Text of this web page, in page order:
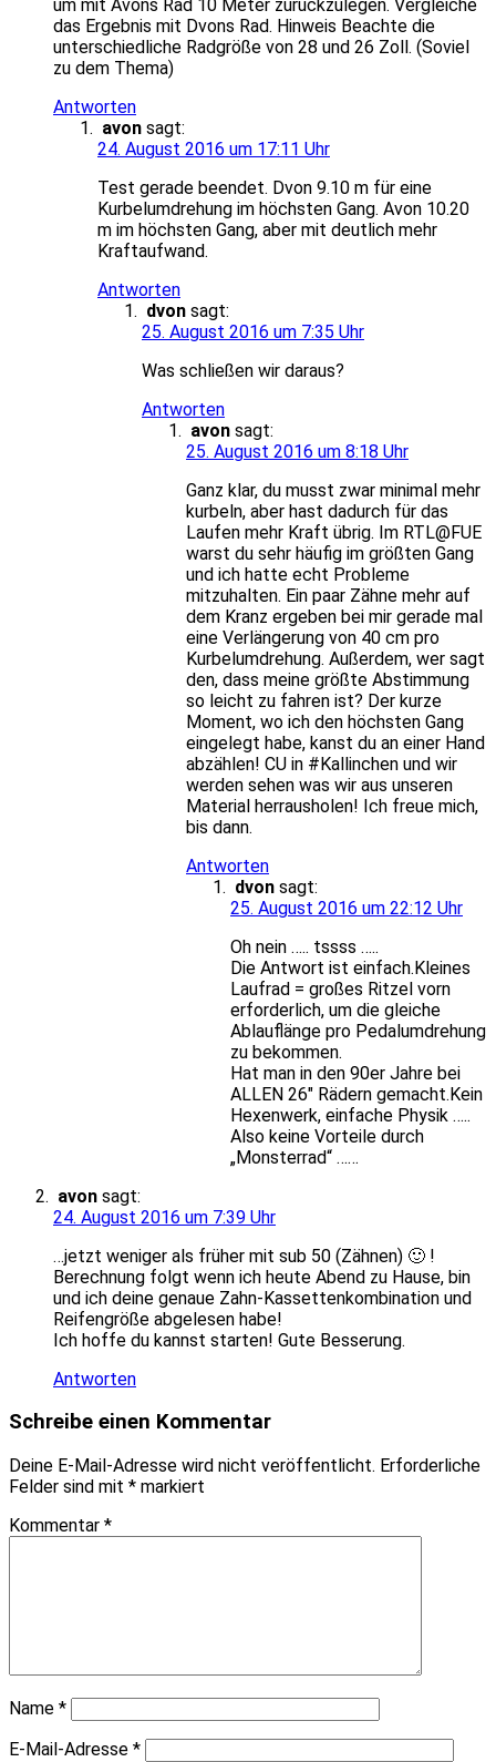
um mit Avons Rad 10 Meter zurückzulegen. Vergleiche
das Ergebnis mit Dvons Rad. Hinweis Beachte die
unterschiedliche Radgröße von 28 und 26 Zoll. (Soviel
zu dem Thema)
Antworten
avon sagt:
24. August 2016 um 17:11 Uhr
Test gerade beendet. Dvon 9.10 m für eine
Kurbelumdrehung im höchsten Gang. Avon 10.20
m im höchsten Gang, aber mit deutlich mehr
Kraftaufwand.
Antworten
dvon sagt:
25. August 2016 um 7:35 Uhr
Was schließen wir daraus?
Antworten
avon sagt:
25. August 2016 um 8:18 Uhr
Ganz klar, du musst zwar minimal mehr
kurbeln, aber hast dadurch für das
Laufen mehr Kraft übrig. Im RTL@FUE
warst du sehr häufig im größten Gang
und ich hatte echt Probleme
mitzuhalten. Ein paar Zähne mehr auf
dem Kranz ergeben bei mir gerade mal
eine Verlängerung von 40 cm pro
Kurbelumdrehung. Außerdem, wer sagt
den, dass meine größte Abstimmung
so leicht zu fahren ist? Der kurze
Moment, wo ich den höchsten Gang
eingelegt habe, kanst du an einer Hand
abzählen! CU in #Kallinchen und wir
werden sehen was wir aus unseren
Material herrausholen! Ich freue mich,
bis dann.
Antworten
dvon sagt:
25. August 2016 um 22:12 Uhr
Oh nein ….. tssss …..
Die Antwort ist einfach.Kleines
Laufrad = großes Ritzel vorn
erforderlich, um die gleiche
Ablauflänge pro Pedalumdrehung
zu bekommen.
Hat man in den 90er Jahre bei
ALLEN 26″ Rädern gemacht.Kein
Hexenwerk, einfache Physik …..
Also keine Vorteile durch
„Monsterrad“ ……
avon sagt:
24. August 2016 um 7:39 Uhr
…jetzt weniger als früher mit sub 50 (Zähnen) 🙂 !
Berechnung folgt wenn ich heute Abend zu Hause, bin
und ich deine genaue Zahn-Kassettenkombination und
Reifengröße abgelesen habe!
Ich hoffe du kannst starten! Gute Besserung.
Antworten
Schreibe einen Kommentar
Deine E-Mail-Adresse wird nicht veröffentlicht. Erforderliche
Felder sind mit * markiert
Kommentar *
Name *
E-Mail-Adresse *